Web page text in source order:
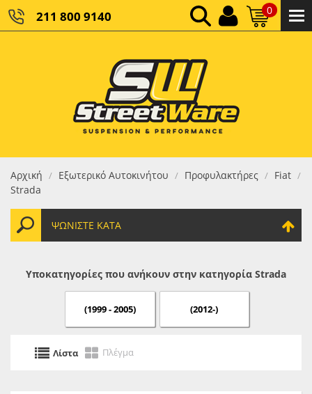
211 800 9140 0
ΚΑΘΑΡΌ ΣΎΝΟΛΟ:
ΤΕΛΙΚΌ ΣΎΝΟΛΟ:0,00 €
Αρχική / Εξωτερικό Αυτοκινήτου / Προφυλακτήρες / Fiat /
Strada
ΨΩΝΊΣΤΕ ΚΑΤΆ
Υποκατηγορίες που ανήκουν στην κατηγορία Strada
(1999 - 2005) (2012-)
Λίστα Πλέγμα